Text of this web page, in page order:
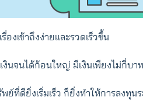
องเข้าถึงง่ายและรวดเร็วขึ้น
งินจนได้ก้อนใหญ่ มีเงินเพียงไม่กี่บา
พย์ที่ดียิ่งเริ่มเร็ว ก็ยิ่งทำให้การลงทุ